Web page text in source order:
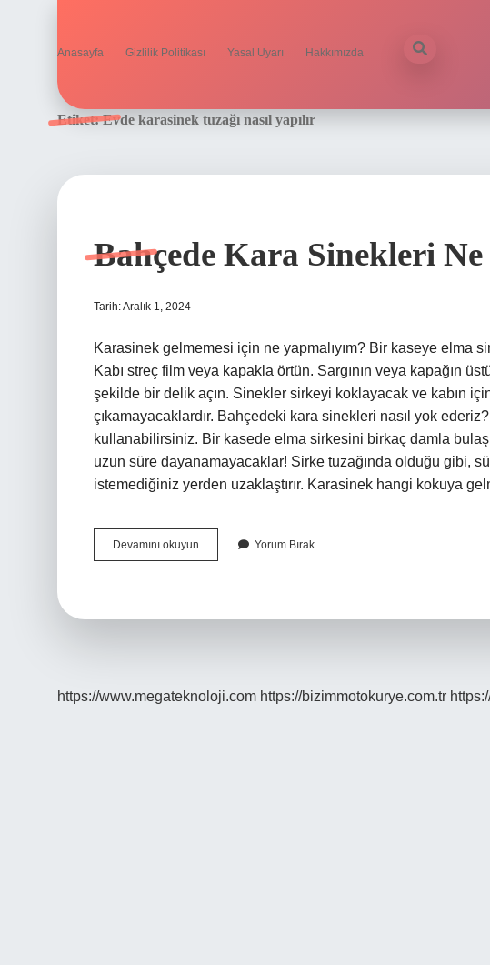
Anasayfa Gizlilik Politikası Yasal Uyarı Hakkımızda
Etiket:Evde karasinek tuzağı nasıl yapılır
Bahçede Kara Sinekleri
Tarih: Aralık 1, 2024
Karasinek gelmemesi için ne yapmalıyım? Bir kaseye elma
Kabı streç film veya kapakla örtün. Sargının veya kapağın
şekilde bir delik açın. Sinekler sirkeyi koklayacak ve kabın
çıkamayacaklardır. Bahçedeki kara sinekleri nasıl yok
kullanabilirsiniz. Bir kasede elma sirkesini birkaç damla
uzun süre dayanamayacaklar! Sirke tuzağında olduğu gibi,
istemediğiniz yerden uzaklaştırır. Karasinek hangi kokuya
Devamını okuyun Bahçede
Kara
Yorum Bırak
https://www.megateknoloji.com https://bizimmotokurye.com.tr